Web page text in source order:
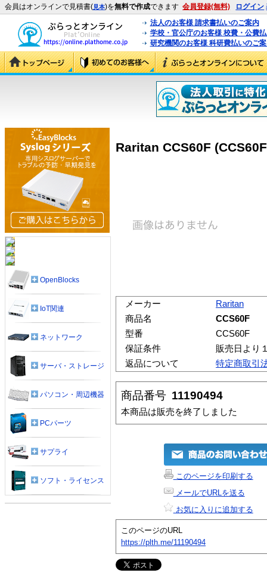
会員はオンラインで見積書(見本)を無料で作成できます 会員登録(無料) ログイン
法人のお客様 請求書払いのご案内
学校・官公庁のお客様 校費・公費
研究機関のお客様 科研費払いのご
Raritan CCS60F
メーカー
Raritan
商品名
CCS60F
型番
CCS60F
保証条件
販売日より
返品について
特定商取引
商品番号 11190494
本商品は販売を終了しました
このページを印刷する
メールでURLを送る
お気に入りに追加する
このページのURL
https://plth.me/11190494
OpenBlocks
IoT関連
ネットワーク
サーバ・ストレージ
パソコン・周辺機器
PCパーツ
サプライ
ソフト・ライセンス